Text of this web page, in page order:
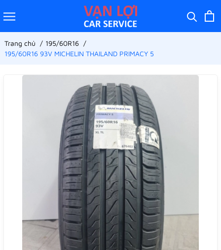
Trang chủ
195/60R16
195/60R16 93V MICHELIN THAILAND PRIMACY 5